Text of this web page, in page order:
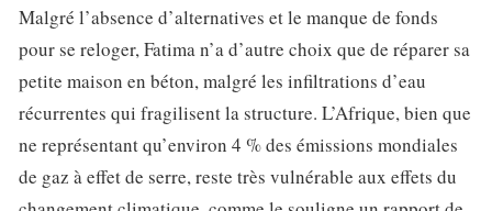
Malgré l’absence d’alternatives et le manque de fonds
pour se reloger, Fatima n’a d’autre choix que de réparer sa
petite maison en béton, malgré les infiltrations d’eau
récurrentes qui fragilisent la structure. L’Afrique, bien que
ne représentant qu’environ 4 % des émissions mondiales
de gaz à effet de serre, reste très vulnérable aux effets du